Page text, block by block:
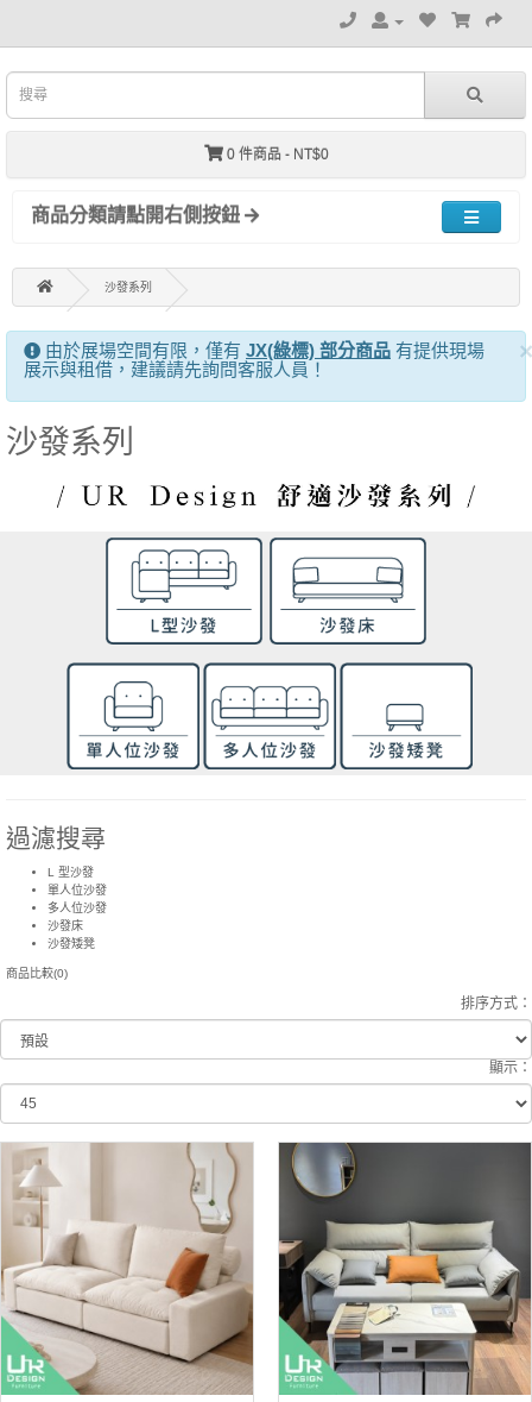
0 件商品 - NT$0
商品分類請點開右側按鈕
沙發系列
×
由於展場空間有限，僅有 JX(綠標) 部分商品 有提供現場
展示與租借，建議請先詢問客服人員！
沙發系列
過濾搜尋
L 型沙發
單人位沙發
多人位沙發
沙發床
沙發矮凳
商品比較(0)
排序方式：
顯示：